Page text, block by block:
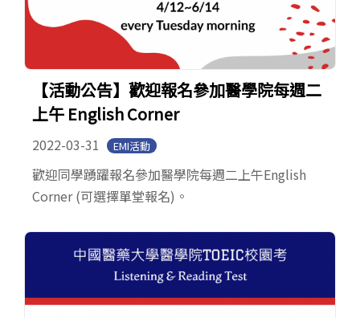
【活動公告】歡迎報名參加醫學院每週二
上午 English Corner
2022-03-31 EMI活動
歡迎同學踴躍報名參加醫學院每週二上午English
Corner (可選擇單堂報名)。